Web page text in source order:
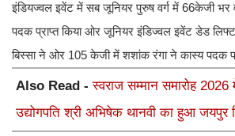
इंडियज्वल इवेंट में सब जूनियर पुरुष वर्ग में 66केजी भर
पदक प्राप्त किया ओर जूनियर इंडिज्वल इवेंट डेड
बिस्सा ने ओर 105 केजी में शशांक रंगा ने कास्य पदक
Also Read -स्वराज सम्मान समारोह
उद्योगपति श्री अभिषेक थानवी का हुआ जयपुर